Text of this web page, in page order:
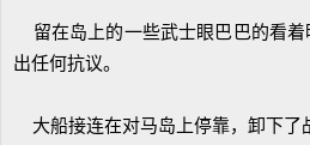
留在岛上的一些武士眼巴巴的看着
出任何抗议。
大船接连在对马岛上停靠，卸下了